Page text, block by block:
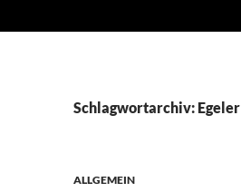
Schlagwortarchiv: Egeler
ALLGEMEIN